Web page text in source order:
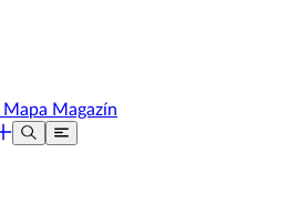
Mapa Magazín